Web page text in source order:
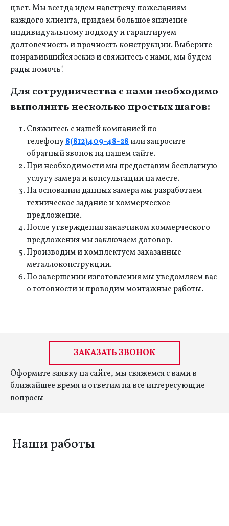
цвет. Мы всегда идем навстречу пожеланиям
каждого клиента, придаем большое значение
индивидуальному подходу и гарантируем
долговечность и прочность конструкции. Выберите
понравившийся эскиз и свяжитесь с нами, мы будем
рады помочь!
Для сотрудничества с нами необходимо
выполнить несколько простых шагов:
Свяжитесь с нашей компанией по
телефону8(812)409-48-28или запросите
обратный звонок на нашем сайте.
При необходимости мы предоставим бесплатную
услугу замера и консультации на месте.
На основании данных замера мы разработаем
техническое задание и коммерческое
предложение.
После утверждения заказчиком коммерческого
предложения мы заключаем договор.
Производим и комплектуем заказанные
металлоконструкции.
По завершении изготовления мы уведомляем вас
о готовности и проводим монтажные работы.
ЗАКАЗАТЬ ЗВОНОК
Оформите заявку на сайте, мы свяжемся с вами в
ближайшее время и ответим на все интересующие
вопросы
Наши работы